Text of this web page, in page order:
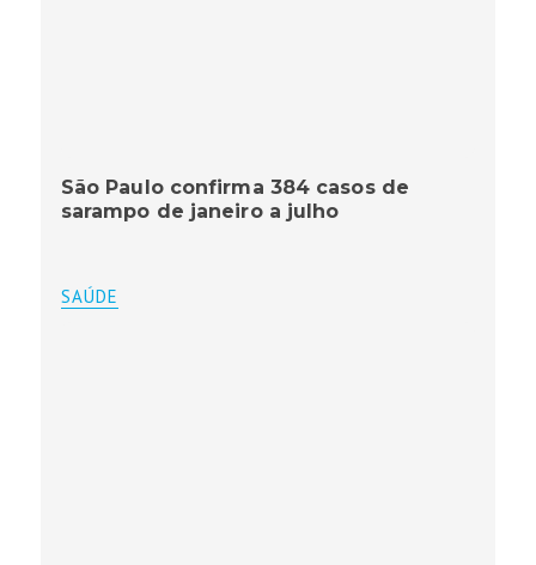
São Paulo confirma 384 casos de
sarampo de janeiro a julho
SAÚDE